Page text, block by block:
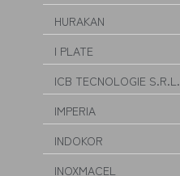
HURAKAN
I PLATE
ICB TECNOLOGIE S.R.L.
IMPERIA
INDOKOR
INOXMACEL